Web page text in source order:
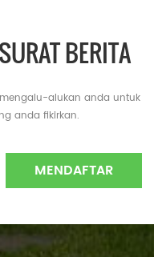
BERITA
alukan anda untuk
anda fikirkan.